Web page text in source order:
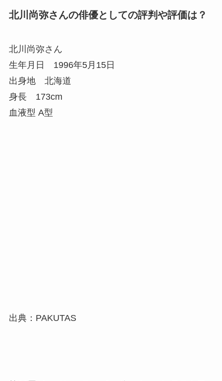
北川尚弥さんの俳優としての評判や評価は？
北川尚弥さん
生年月日 1996年5月15日
出身地 北海道
身長 173cm
血液型 A型
出典：PAKUTAS